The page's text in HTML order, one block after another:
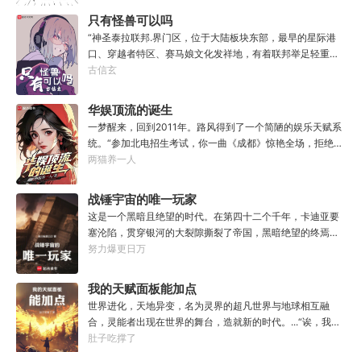
只有怪兽可以吗
“神圣泰拉联邦.界门区，位于大陆板块东部，最早的星际港
口、穿越者特区、赛马娘文化发祥地，有着联邦举足轻重的
经济地位与社会影响力，大家还记得这份考点么？”“老师，
愉快地告知各位一件事，你们的时事政治将增加一串新的考
点，或许再过两年还会编入历史教材，不过那就不是各位需
要担心的事了。”“啊？”“怪兽宣传特区——这是界门区即将
获得的新称谓，也是今年的新考点。”“至于造就并推进这项
新政策的形象代言人，既是我的学生，也是各位的学长，换
事顺心的那位？”“没错，奥默.林顿，林顿事务所的所长、中
央特雷森的名训练员、黑暗反派系外观第33届冠军得主——
当然，他不爱听最后这个头衔。值得一提的是……他到现在
也总是不顺心。”“因为最近老有人在他事务所咨询赛马娘的
古信玄
华娱顶流的诞生
一梦醒来，回到2011年。路风得到了一个简陋的娱乐天赋系
统。“参加北电招生考试，你一曲《成都》惊艳全场，拒绝蜜
姐邀请，发疯苦学备战高考，以专业第一名入学，恭喜你，
想窒息，带资进组，截胡男一号，与狮姐疯狂炒CP，成功登
顶周票房冠军，恭喜你，获得了【张震的卓越气质】”……什
么是顶流？永争第一，绝不服输！强大的人气，恐怖的票
房，无敌的收视率，踏着无数对手铸就威名，颜值与才华并
存，真实不做作，拥有一个广为流传的爱恨恩怨故事。十年
两猫养一人
战锤宇宙的唯一玩家
这是一个黑暗且绝望的时代。在第四十二个千年，卡迪亚要
塞沦陷，贯穿银河的大裂隙撕裂了帝国，黑暗绝望的终焉时
代降临。人类的命运似乎已被注定，要在无休止的恐怖战争
失的来到这个世界。“剧情对话什么的最烦人了，统统跳
过。”“我不想知道为什么，我只想大开杀戒。”基里曼：达奇
是个优秀的战士，就是不爱听人话，每次想和他说些什么，
他都要跳过。塔拉辛：我很好奇，他是怎么把恒星敲成一个
个方块的。钛族：对那家伙来说，物理学已经不存在了。恐
努力爆更日万
我的天赋面板能加点
世界进化，天地异变，名为灵界的超凡世界与地球相互融
合，灵能者出现在世界的舞台，造就新的时代。...“诶，我这
天赋面板下面怎么有个加号？”“来都来了，不点一下试
肚子吃撑了